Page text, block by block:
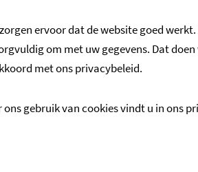
u een Woo-verzoek indient:
ervoor dat de website goed
om met uw gegevens. Dat
met ons privacybeleid.
gebruik van cookies vindt u in ons